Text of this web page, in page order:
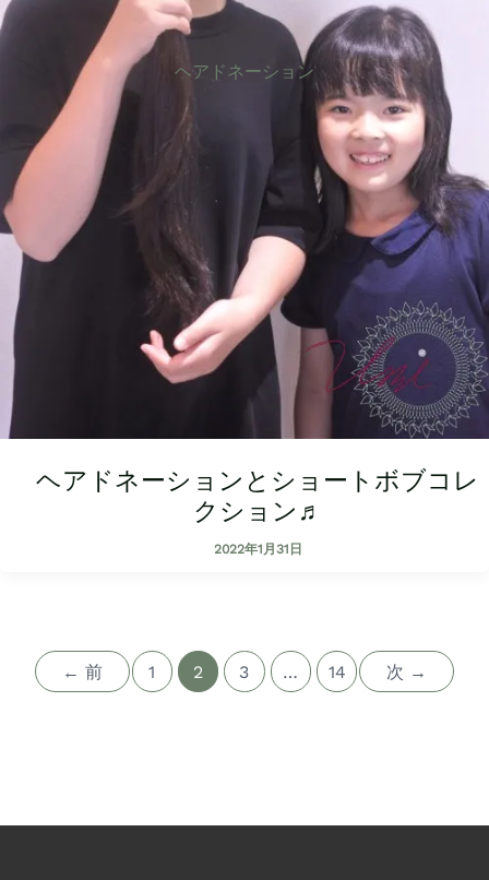
ヘアドネーション
ヘアドネーションとショートボブコレ
クション♬
2022年1月31日
← 前 1 2 3 … 14 次 →